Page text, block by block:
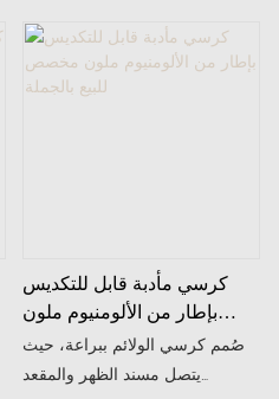
الدورات التدريبية.
كرسي مأدبة قابل للتكديس
بإطار من الألومنيوم ملون
مخصص للبيع بالجملة
صُمم كرسي الولائم ببراعة، حيث
يتصل مسند الظهر والمقعد